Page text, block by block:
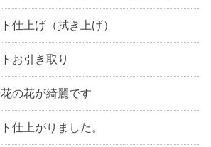
仕上げ（拭き上げ）
お引き取り
の花が綺麗です
仕上がりました。